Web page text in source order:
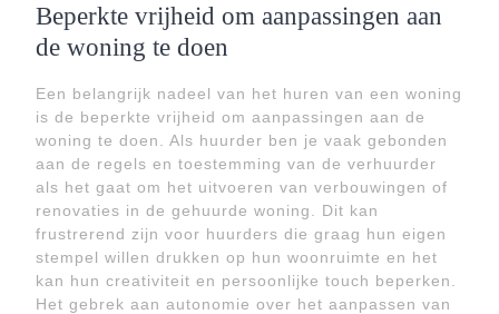
Beperkte vrijheid om aanpassingen aan
de woning te doen
Een belangrijk nadeel van het huren van een woning
is de beperkte vrijheid om aanpassingen aan de
woning te doen. Als huurder ben je vaak gebonden
aan de regels en toestemming van de verhuurder
als het gaat om het uitvoeren van verbouwingen of
renovaties in de gehuurde woning. Dit kan
frustrerend zijn voor huurders die graag hun eigen
stempel willen drukken op hun woonruimte en het
kan hun creativiteit en persoonlijke touch beperken.
Het gebrek aan autonomie over het aanpassen van